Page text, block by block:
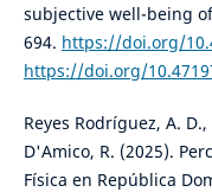
subjective well-being
694. https://doi.org/
https://doi.org/
Reyes Rodríguez, A.
D'Amico, R. (2025).
Física en República